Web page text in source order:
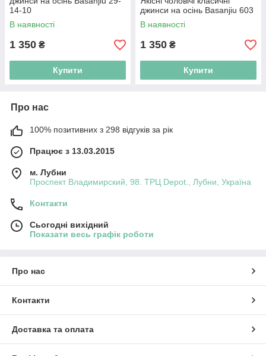
14-10
В наявності
1 350 ₴
Купити
джинси на осінь Basanjiu 603
В наявності
1 350 ₴
Купити
Про нас
100% позитивних з 298 відгуків за рік
Працює з 13.03.2015
м. Лубни
Проспект Владимирский, 98. ТРЦ Depot., Лубни, Україна
Контакти
Сьогодні вихідний
Показати весь графік роботи
Про нас
Контакти
Доставка та оплата